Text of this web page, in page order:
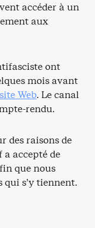
accéder à un
aux
ont
mois avant
Web. Le canal
rendu.
des raisons de
accepté de
que nous
s’y tiennent.